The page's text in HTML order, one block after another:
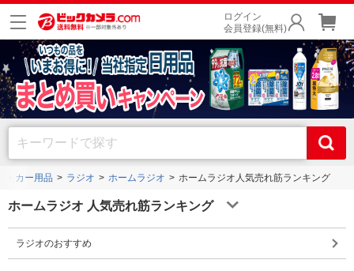
ログイン
会員登録(無料)
・カー用品 ラジオ ホームラジオ ホームラジオ人気売れ筋ランキング
ホームラジオ 人気売れ筋ランキング
ラジオのおすすめ